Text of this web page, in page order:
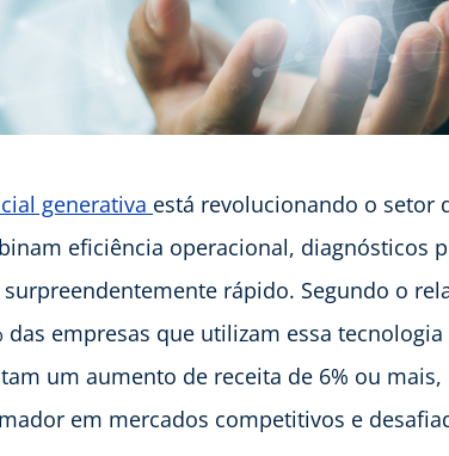
generativa está revolucionando o setor
eficiência operacional, diagnósticos
rápido. Segundo o
das empresas que utilizam essa
um aumento de receita de 6% ou
em mercados competitivos e